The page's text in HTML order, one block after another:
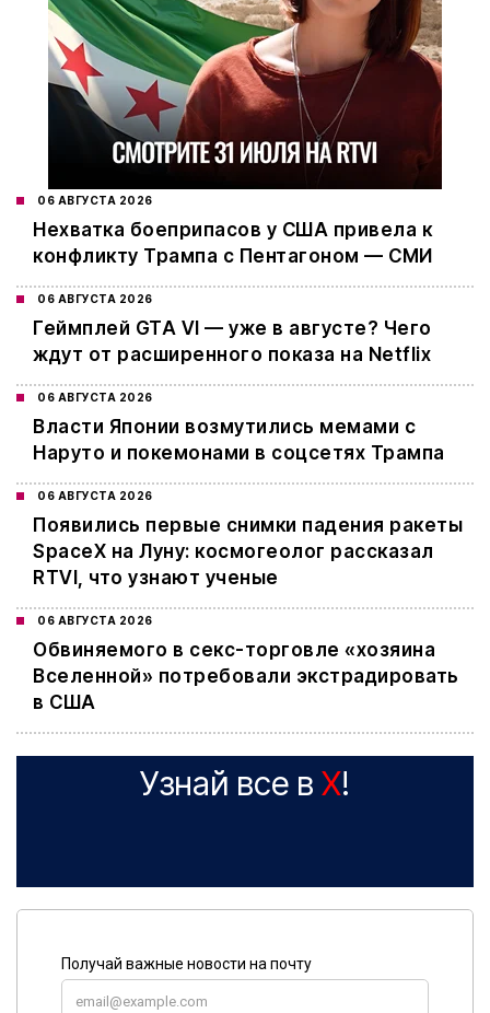
06 АВГУСТА 2026
Нехватка боеприпасов у США привела к
конфликту Трампа с Пентагоном — СМИ
06 АВГУСТА 2026
Геймплей GTA VI — уже в августе? Чего
ждут от расширенного показа на Netflix
06 АВГУСТА 2026
Власти Японии возмутились мемами с
Наруто и покемонами в соцсетях Трампа
06 АВГУСТА 2026
Появились первые снимки падения ракеты
SpaceX на Луну: космогеолог рассказал
RTVI, что узнают ученые
06 АВГУСТА 2026
Обвиняемого в секс-торговле «хозяина
Вселенной» потребовали экстрадировать
в США
Узнай все в X!